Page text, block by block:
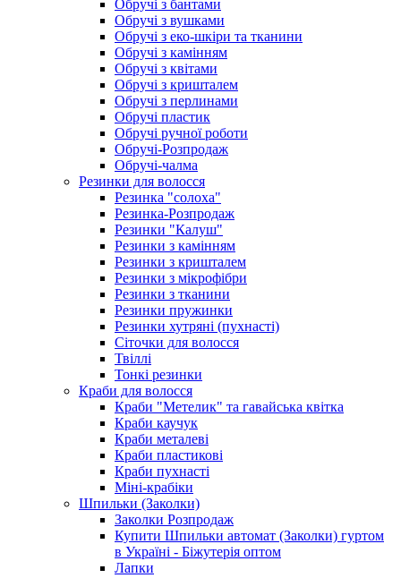
Обручі з бантами
Обручі з вушками
Обручі з еко-шкіри та тканини
Обручі з камінням
Обручі з квітами
Обручі з кришталем
Обручі з перлинами
Обручі пластик
Обручі ручної роботи
Обручі-Розпродаж
Обручі-чалма
Резинки для волосся
Резинка "солоха"
Резинка-Розпродаж
Резинки "Калуш"
Резинки з камінням
Резинки з кришталем
Резинки з мікрофібри
Резинки з тканини
Резинки пружинки
Резинки хутряні (пухнасті)
Сіточки для волосся
Твіллі
Тонкі резинки
Краби для волосся
Краби "Метелик" та гавайська квітка
Краби каучук
Краби металеві
Краби пластикові
Краби пухнасті
Міні-крабіки
Шпильки (Заколки)
Заколки Розпродаж
Купити Шпильки автомат (Заколки) гуртом
в Україні - Біжутерія оптом
Лапки